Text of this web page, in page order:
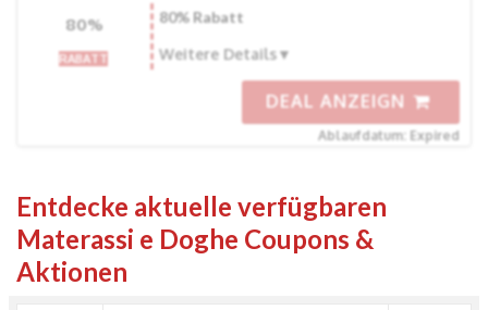
80%
RABATT
80% Rabatt
Weitere Details
DEAL ANZEIGN
Ablaufdatum: Expired
Entdecke aktuelle verfügbaren
Materassi e Doghe Coupons &
Aktionen